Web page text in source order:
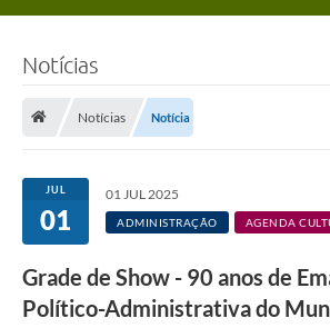
Notícias
Notícias Notícia
JUL
01
01 JUL 2025
ADMINISTRAÇÃO AGENDA
Grade de Show - 90 anos de
Político-Administrativa do